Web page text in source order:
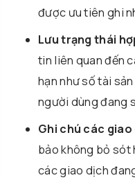
được ưu tiên ghi
Lưu trạng thái
tin liên quan đến
hạn như số tài
người dùng đang
Ghi chú các
bảo không bỏ sót
các giao dịch